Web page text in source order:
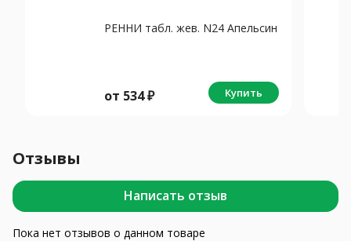
РЕННИ табл. жев. N24 Апельсин
от 534₽ Купить
Отзывы
Написать отзыв
Пока нет отзывов о данном товаре